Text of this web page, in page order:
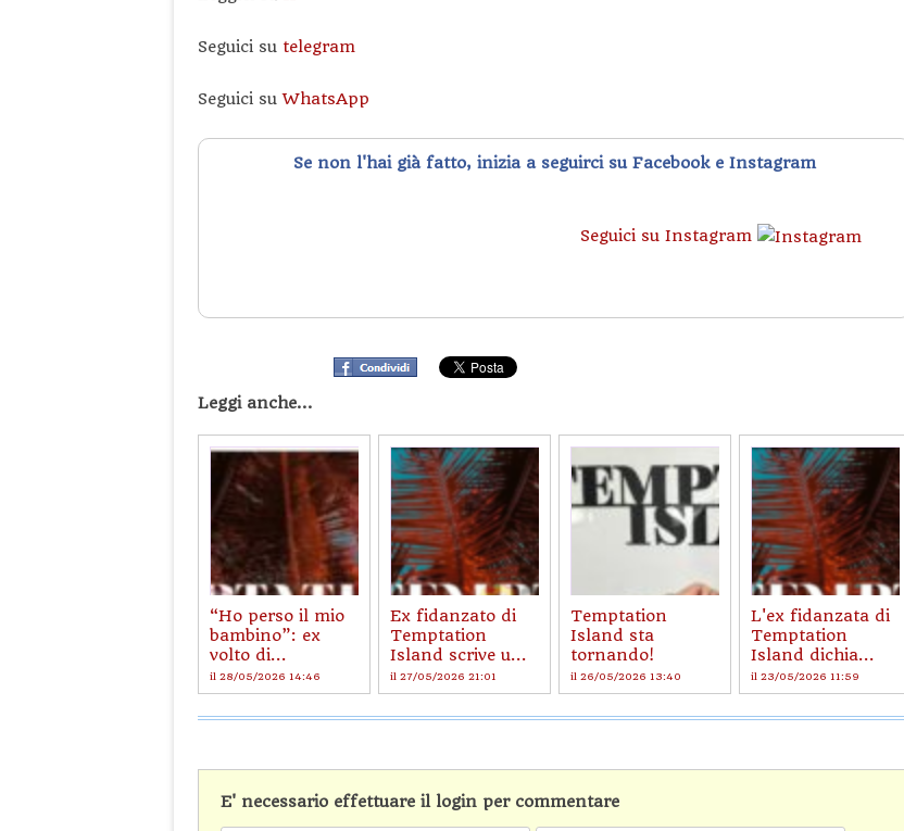
Seguici su telegram
Seguici suWhatsApp
Se non l'hai già fatto, inizia a seguirci su Facebook e Instagram
Seguici su Instagram
Leggi anche...
“Ho perso il mio
bambino”: ex
volto di...
il 28/05/2026 14:46
Ex fidanzato di
Temptation
Island scrive u...
il 27/05/2026 21:01
Temptation
Island sta
tornando!
il 26/05/2026 13:40
L'ex fidanzata di
Temptation
Island dichia...
il 23/05/2026 11:59
E' necessario effettuare il login per commentare